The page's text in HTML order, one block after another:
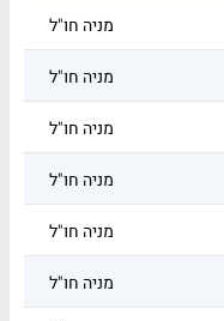
מניה חו"ל
מניה חו"ל
מניה חו"ל
מניה חו"ל
מניה חו"ל
מניה חו"ל